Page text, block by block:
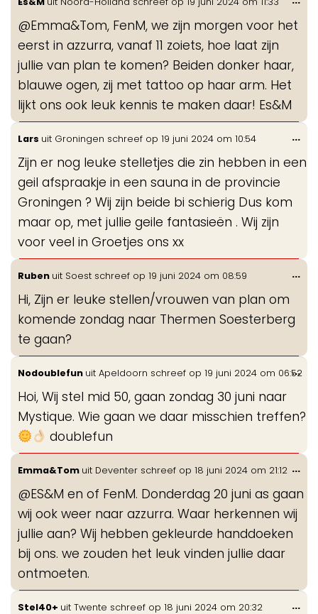
@Emma&Tom, FenM, we zijn morgen voor het
eerst in azzurra, vanaf 11 zoiets, hoe laat zijn
jullie van plan te komen? Beiden donker haar,
blauwe ogen, zij met tattoo op haar arm. Het
lijkt ons ook leuk kennis te maken daar! Es&M
Lars uit Groningen schreef op 19 juni 2024 om 10:54
Zijn er nog leuke stelletjes die zin hebben in een
geil afspraakje in een sauna in de provincie
Groningen ? Wij zijn beide bi schierig Dus kom
maar op, met jullie geile fantasieën . Wij zijn
voor veel in Groetjes ons xx
...
Ruben uit Soest schreef op 19 juni 2024 om 08:59
Hi, Zijn er leuke stellen/vrouwen van plan om
komende zondag naar Thermen Soesterberg
te gaan?
...
Nodoublefun uit Apeldoorn schreef op 19 juni 2024 om 06:52
Hoi, Wij stel mid 50, gaan zondag 30 juni naar
Mystique. Wie gaan we daar misschien treffen?
doublefun
...
Emma&Tom uit Deventer schreef op 18 juni 2024 om 21:12
@ES&M en of FenM. Donderdag 20 juni as gaan
wij ook weer naar azzurra. Waar herkennen wij
jullie aan? Wij hebben gekleurde handdoeken
bij ons. we zouden het leuk vinden jullie daar
ontmoeten.
...
Stel40+ uit Twente schreef op 18 juni 2024 om 20:32 ...